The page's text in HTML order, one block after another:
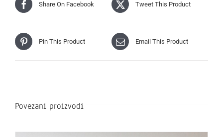
Share On Facebook Tweet This Product
Pin This Product Email This Product
Povezani proizvodi